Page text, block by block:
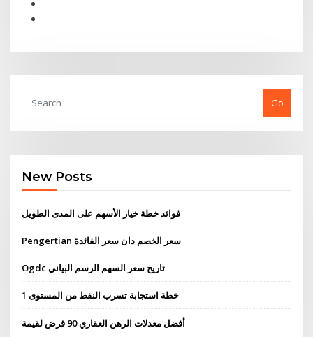
Go
New Posts
فوائد خطة خيار الأسهم على المدى الطويل
Pengertian سعر الخصم دان سعر الفائدة
Ogdc تاريخ سعر السهم الرسم البياني
ﺧﻄﺔ اﺳﺘﺠﺎﺑﺔ ﺗﺴﺮب اﻟﻨﻔﻂ ﻣﻦ اﻟﻤﺴﺘﻮى 1
أفضل معدلات الرهن العقاري 90 قرض لقيمة